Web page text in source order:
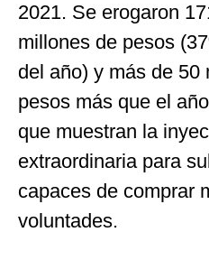
2021. Se erogaron
millones de pesos
del año) y más de 50
pesos más que el
que muestran la
extraordinaria para
capaces de comprar
voluntades.